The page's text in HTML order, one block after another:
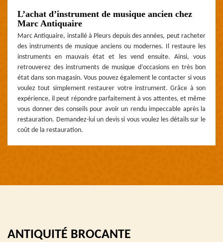
L’achat d’instrument de musique ancien chez
Marc Antiquaire
Marc Antiquaire, installé à Pleurs depuis des années, peut racheter
des instruments de musique anciens ou modernes. Il restaure les
instruments en mauvais état et les vend ensuite. Ainsi, vous
retrouverez des instruments de musique d’occasions en très bon
état dans son magasin. Vous pouvez également le contacter si vous
voulez tout simplement restaurer votre instrument. Grâce à son
expérience, il peut répondre parfaitement à vos attentes, et même
vous donner des conseils pour avoir un rendu impeccable après la
restauration. Demandez-lui un devis si vous voulez les détails sur le
coût de la restauration.
ANTIQUITÉ BROCANTE